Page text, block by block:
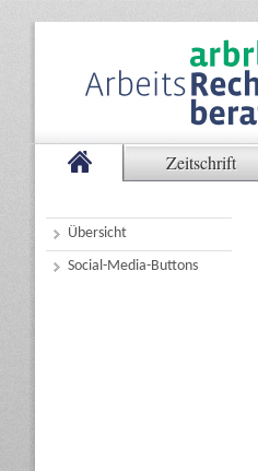
Zeitschrift
Übersicht
Social-Media-Buttons